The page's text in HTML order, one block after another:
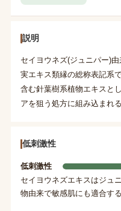
説明
セイヨウネズ(ジュニパー)
実エキス類縁の総称表記系
含む針葉樹系植物エキスと
アを狙う処方に組み込まれ
低刺激性
低刺激性
セイヨウネズエキスはジュ
物由来で敏感肌にも適合す